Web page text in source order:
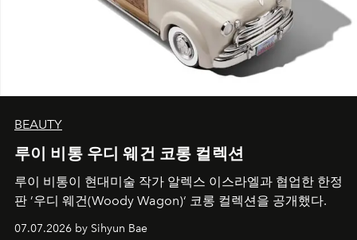
BEAUTY
루이 비통 우디 웨건 코롱 컬렉션
루이 비통이 현대미술 작가 알렉스 이스라엘과 협업한 한정
판 ’우디 웨건(Woody Wagon)‘ 코롱 컬렉션을 공개했다.
07.07.2026 by Sihyun Bae